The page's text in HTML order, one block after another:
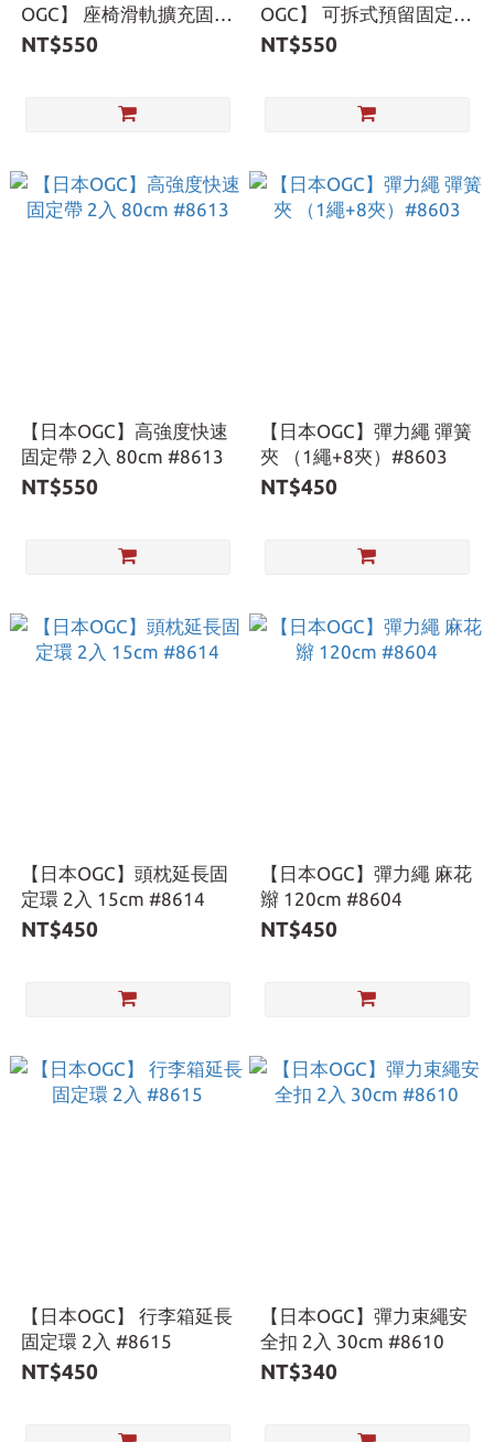
OGC】 座椅滑軌擴充固定
環 2入 #8617
NT$550
OGC】 可拆式預留固定環
2入 M6 #8616
NT$550
【日本OGC】高強度快速
固定帶 2入 80cm #8613
NT$550
【日本OGC】彈力繩 彈簧
夾 （1繩+8夾）#8603
NT$450
【日本OGC】頭枕延長固
定環 2入 15cm #8614
NT$450
【日本OGC】彈力繩 麻花
辮 120cm #8604
NT$450
【日本OGC】 行李箱延長
固定環 2入 #8615
NT$450
【日本OGC】彈力束繩安
全扣 2入 30cm #8610
NT$340